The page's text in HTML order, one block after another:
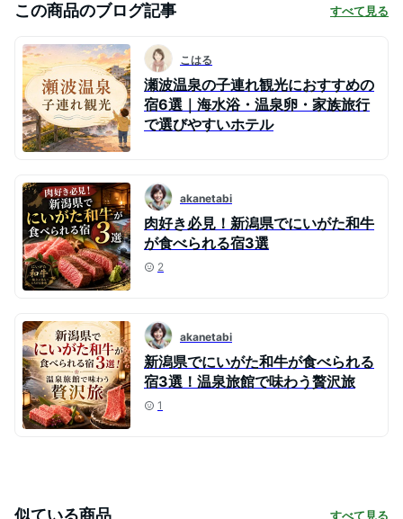
この商品のブログ記事 すべて見る
こはる
瀬波温泉の子連れ観光におすすめの
宿6選｜海水浴・温泉卵・家族旅行
で選びやすいホテル
akanetabi
肉好き必見！新潟県でにいがた和牛
が食べられる宿3選
2
akanetabi
新潟県でにいがた和牛が食べられる
宿3選！温泉旅館で味わう贅沢旅
1
似ている商品 すべて見る